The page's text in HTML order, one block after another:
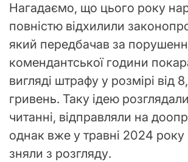
Нагадаємо, що цього року
повністю відхилили
який передбачав за
комендантської години
вигляді штрафу у розмірі від
гривень. Таку ідею
читанні, відправляли на
однак вже у травні 2024 року
зняли з розгляду.